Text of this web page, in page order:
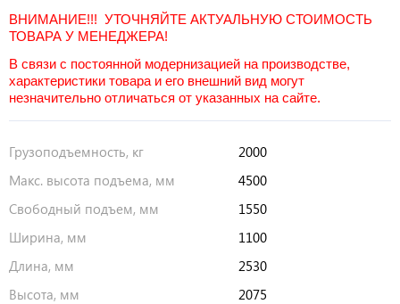
ВНИМАНИЕ!!! УТОЧНЯЙТЕ АКТУАЛЬНУЮ СТОИМОСТЬ
ТОВАРА У МЕНЕДЖЕРА!
В связи с постоянной модернизацией на производстве,
характеристики товара и его внешний вид могут
незначительно отличаться от указанных на сайте.
Грузоподъемность, кг
2000
Макс. высота подъема, мм
4500
Свободный подъем, мм
1550
Ширина, мм
1100
Длина, мм
2530
Высота, мм
2075